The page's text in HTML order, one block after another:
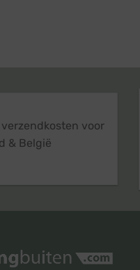
voor
& België